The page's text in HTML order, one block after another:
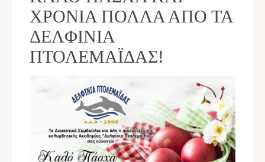
ΧΡΌΝΙΑ ΠΟΛΛΆ ΑΠΌ ΤΑ
ΔΕΛΦΊΝΙΑ
ΠΤΟΛΕΜΑΪ́ΔΑΣ!